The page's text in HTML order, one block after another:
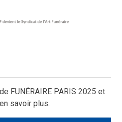
FUNÉRAIRE PARIS 2025 et
savoir plus.